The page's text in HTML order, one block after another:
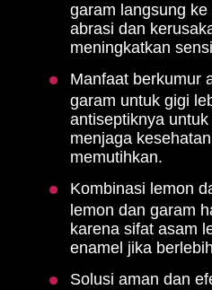
garam langsung
abrasi dan
meningkatkan
Manfaat berkumur
garam untuk gigi
antiseptiknya
menjaga
memutihkan.
Kombinasi lemon
lemon dan garam
karena sifat asam
enamel jika
Solusi aman dan